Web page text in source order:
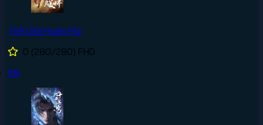
Thế Giới Hoàn Mỹ
0 (280/280) FHD
#8